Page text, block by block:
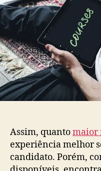
Assim, quantomaior
experiência melhor
candidato. Porém,